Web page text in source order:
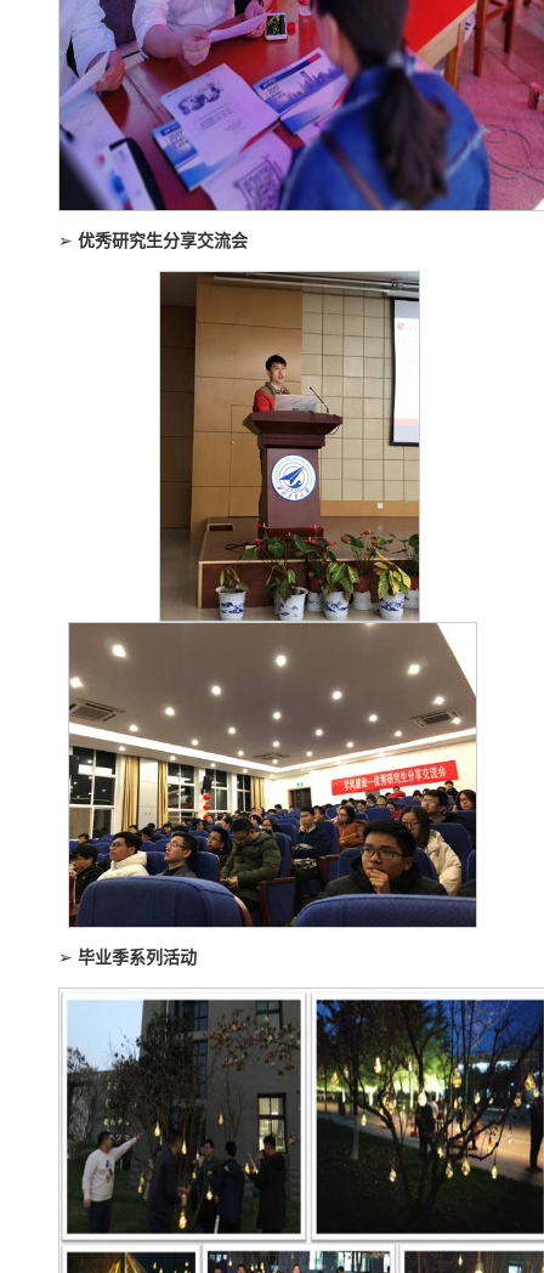
➢ 优秀研究生分享交流会
➢ 毕业季系列活动